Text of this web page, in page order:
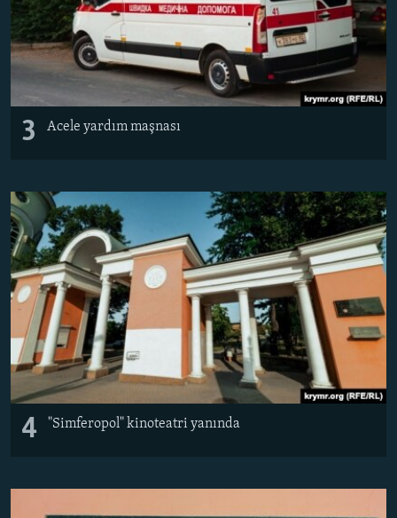
3 Acele yardım maşnası
4 "Simferopol" kinoteatri yanında